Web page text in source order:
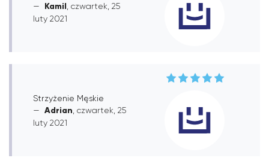
Kamil , czwartek, 25
luty 2021
Strzyżenie Męskie
Adrian , czwartek, 25
luty 2021